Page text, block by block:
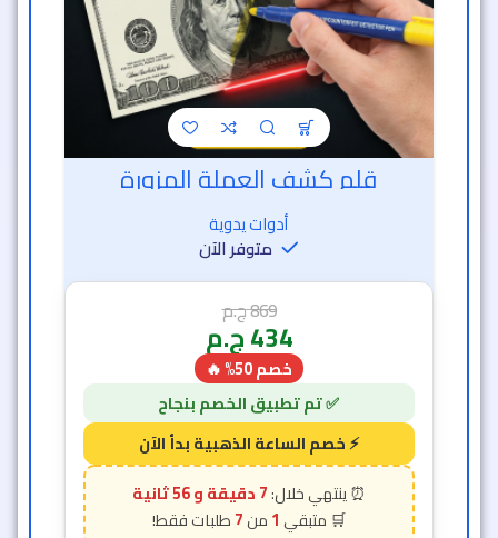
قلم كشف العملة المزورة
أدوات يدوية
متوفر الآن
869ج.م
434ج.م
خصم 50% 🔥
7 دقيقة و 54 ثانية
1
7